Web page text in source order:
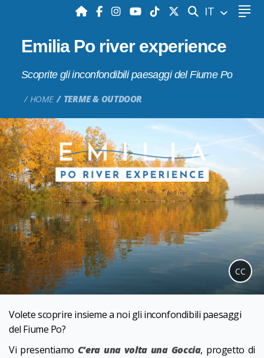
CERCA
IT
Emilia Po river experience
Scoprite gli inconfondibili paesaggi del Fiume Po
HOME TERME & OUTDOOR
CC
Volete scoprire insieme a noi gli inconfondibili paesaggi
del Fiume Po?
Vi presentiamo C’era una volta una Goccia, progetto di